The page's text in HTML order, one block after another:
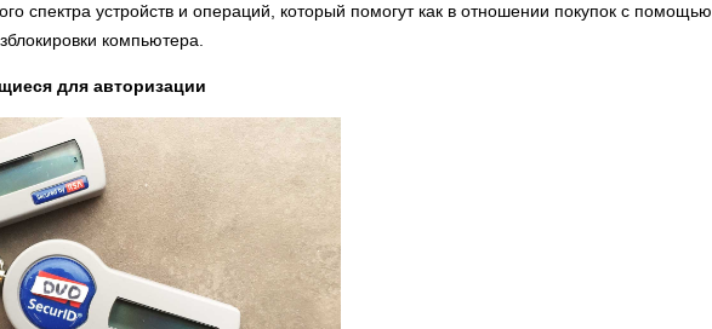
спектра устройств и операций, который помогут как в отношении покупок с помощью
компьютера.
для авторизации